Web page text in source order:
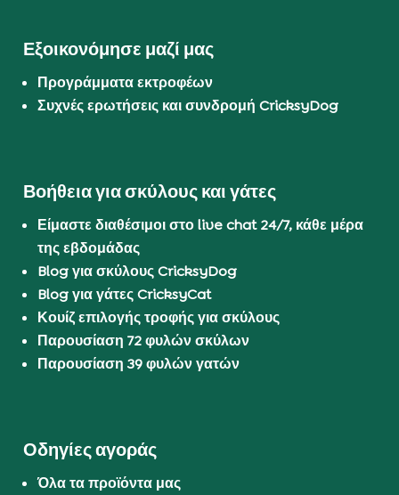
Εξοικονόμησε μαζί μας
Προγράμματα εκτροφέων
Συχνές ερωτήσεις και συνδρομή CricksyDog
Βοήθεια για σκύλους και γάτες
Είμαστε διαθέσιμοι στο live chat 24/7, κάθε μέρα
της εβδομάδας
Blog για σκύλους CricksyDog
Blog για γάτες CricksyCat
Κουίζ επιλογής τροφής για σκύλους
Παρουσίαση 72 φυλών σκύλων
Παρουσίαση 39 φυλών γατών
Οδηγίες αγοράς
Όλα τα προϊόντα μας